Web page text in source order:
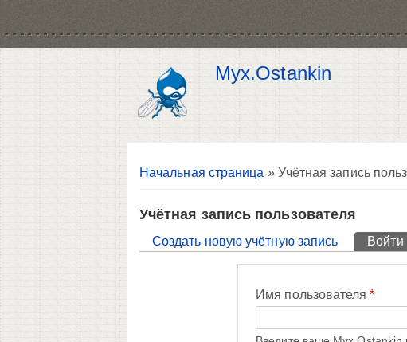
Myx.Ostankin
Вы здесь
Начальная страница » Учётная запись
Учётная запись пользователя
Главные вкладки
Создать новую учётную запись Войти
Имя пользователя*